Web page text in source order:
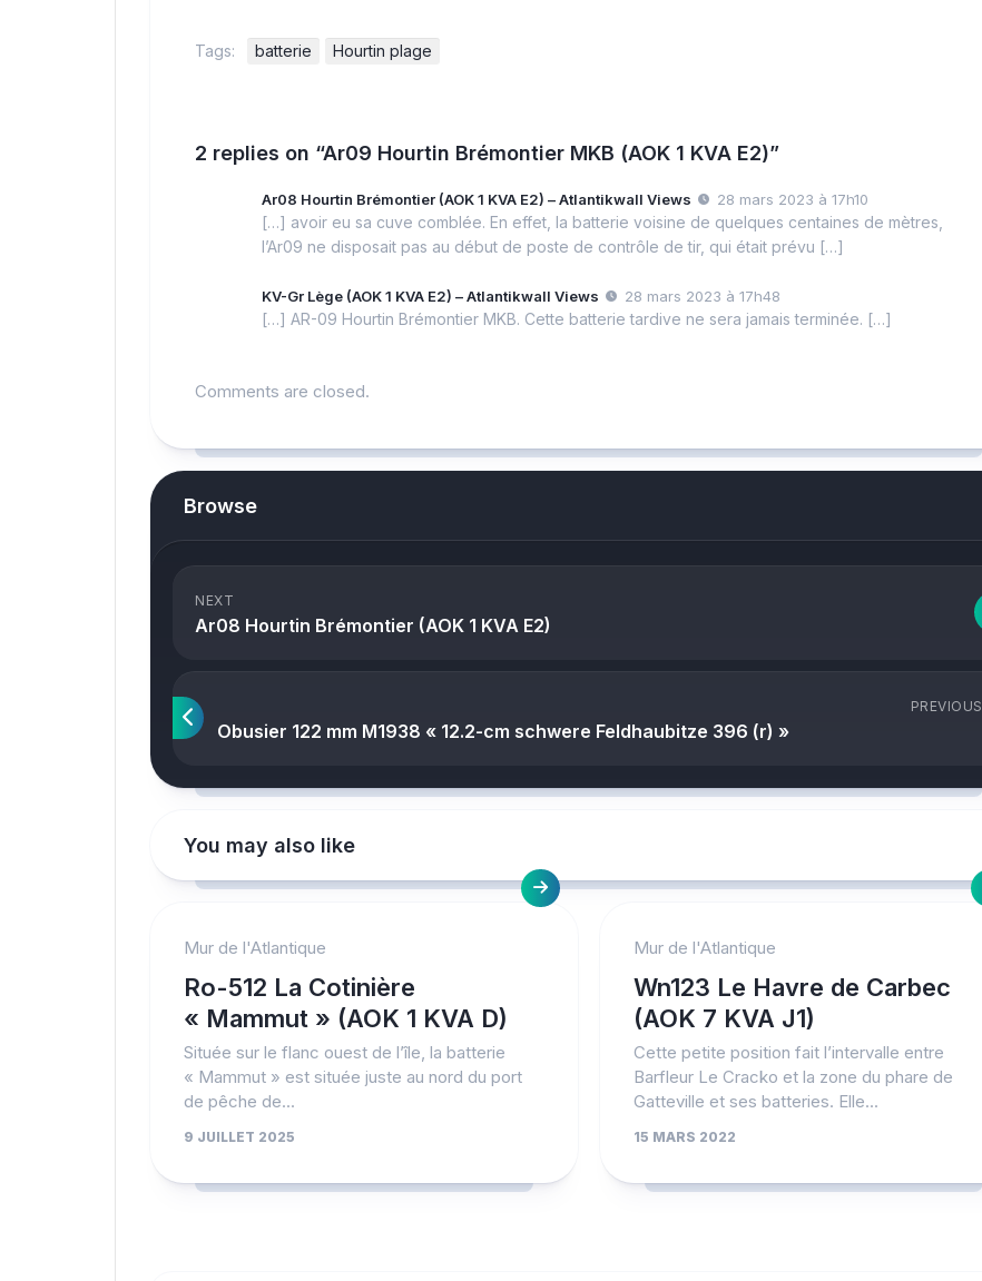
Tags: batterie Hourtin plage
2 replies on “Ar09 Hourtin Brémontier MKB (AOK 1 KVA E2)”
Ar08 Hourtin Brémontier (AOK 1 KVA E2) – Atlantikwall Views 28 mars 2023 à 17h10
[…] avoir eu sa cuve comblée. En effet, la batterie voisine de quelques centaines de mètres,
l’Ar09 ne disposait pas au début de poste de contrôle de tir, qui était prévu […]
KV-Gr Lège (AOK 1 KVA E2) – Atlantikwall Views 28 mars 2023 à 17h48
[…] AR-09 Hourtin Brémontier MKB. Cette batterie tardive ne sera jamais terminée. […]
Comments are closed.
Browse
NEXT
Ar08 Hourtin Brémontier (AOK 1 KVA E2)
PREVIOUS
Obusier 122 mm M1938 « 12.2-cm schwere Feldhaubitze 396 (r) »
You may also like
Mur de l'Atlantique
Ro-512 La Cotinière
« Mammut » (AOK 1 KVA D)
Située sur le flanc ouest de l’île, la batterie
« Mammut » est située juste au nord du port
de pêche de...
9 JUILLET 2025
Mur de l'Atlantique
Wn123 Le Havre de Carbec
(AOK 7 KVA J1)
Cette petite position fait l’intervalle entre
Barfleur Le Cracko et la zone du phare de
Gatteville et ses batteries. Elle...
15 MARS 2022